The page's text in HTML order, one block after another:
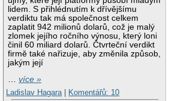
lidem. S přihlédnutím k dřívějšímu
verdiktu tak má společnost celkem
zaplatit 942 milionů dolarů, což je malý
zlomek jejího ročního výnosu, který loni
činil 60 miliard dolarů. Čtvrteční verdikt
firmě také nařizuje, aby změnila způsob,
jakým její
…více »
Ladislav Hagara
Komentářů: 10